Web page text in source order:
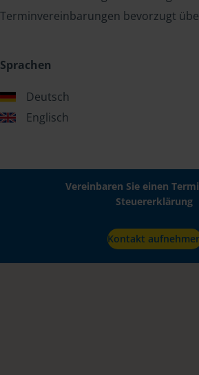
Terminvereinbarungen bevorzugt
Sprachen
Deutsch
Englisch
Vereinbaren Sie einen
Steuererklärung
Kontakt